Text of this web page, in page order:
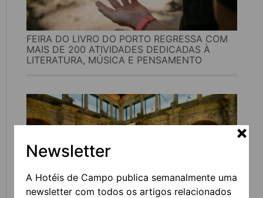
Newsletter
A Hotéis de Campo publica semanalmente uma
newsletter com todos os artigos relacionados
FEIRA DO LIVRO DO PORTO REGRESSA COM
MAIS DE 200 ATIVIDADES DEDICADAS À
LITERATURA, MÚSICA E PENSAMENTO